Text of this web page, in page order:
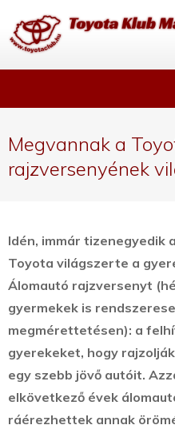
Megvannak a
rajzversenyének
Idén, immár tizenegyedik
Toyota világszerte a
Álomautó rajzversenyt
gyermekek is
megmérettetésen): a
gyerekeket, hogy
egy szebb jövő autóit.
elkövetkező évek
ráérezhettek annak